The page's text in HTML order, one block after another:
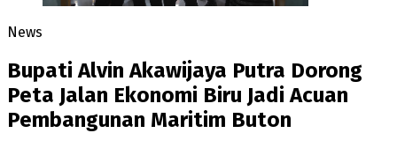
News
Bupati Alvin Akawijaya Putra Dorong
Peta Jalan Ekonomi Biru Jadi Acuan
Pembangunan Maritim Buton